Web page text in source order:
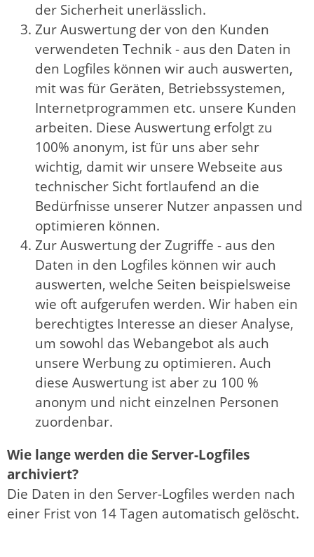
der Sicherheit unerlässlich.
Zur Auswertung der von den Kunden
verwendeten Technik - aus den Daten in
den Logfiles können wir auch auswerten,
mit was für Geräten, Betriebssystemen,
Internetprogrammen etc. unsere Kunden
arbeiten. Diese Auswertung erfolgt zu
100% anonym, ist für uns aber sehr
wichtig, damit wir unsere Webseite aus
technischer Sicht fortlaufend an die
Bedürfnisse unserer Nutzer anpassen und
optimieren können.
Zur Auswertung der Zugriffe - aus den
Daten in den Logfiles können wir auch
auswerten, welche Seiten beispielsweise
wie oft aufgerufen werden. Wir haben ein
berechtigtes Interesse an dieser Analyse,
um sowohl das Webangebot als auch
unsere Werbung zu optimieren. Auch
diese Auswertung ist aber zu 100 %
anonym und nicht einzelnen Personen
zuordenbar.
Wie lange werden die Server-Logfiles
archiviert?
Die Daten in den Server-Logfiles werden nach
einer Frist von 14 Tagen automatisch gelöscht.